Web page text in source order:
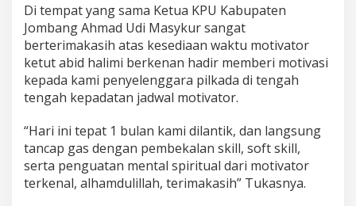
Di tempat yang sama Ketua KPU Kabupaten
Jombang Ahmad Udi Masykur sangat
berterimakasih atas kesediaan waktu motivator
ketut abid halimi berkenan hadir memberi motivasi
kepada kami penyelenggara pilkada di tengah
tengah kepadatan jadwal motivator.
“Hari ini tepat 1 bulan kami dilantik, dan langsung
tancap gas dengan pembekalan skill, soft skill,
serta penguatan mental spiritual dari motivator
terkenal, alhamdulillah, terimakasih” Tukasnya.